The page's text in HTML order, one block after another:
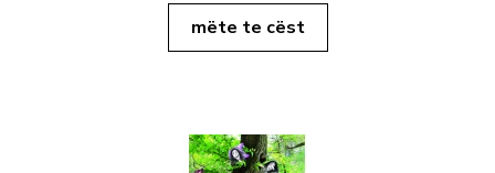
mëte te cëst